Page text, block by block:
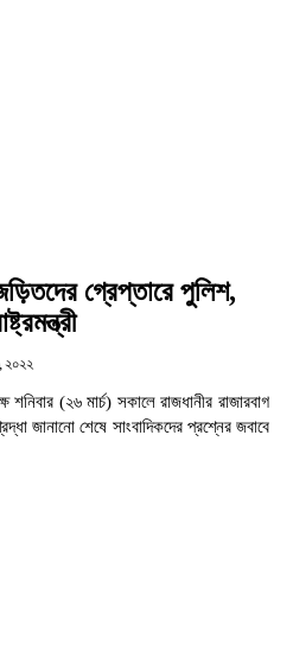
গ্রেপ্তারে পুলিশ,
২০২২
(২৬ মার্চ) সকালে রাজধানীর রাজারবাগ
জানানো শেষে সাংবাদিকদের প্রশ্নের জবাবে